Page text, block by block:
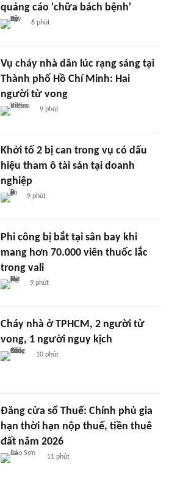
quảng cáo 'chữa bách bệnh'
6 phút
Vụ cháy nhà dân lúc rạng sáng tại
Thành phố Hồ Chí Minh: Hai
người tử vong
9 phút
Khởi tố 2 bị can trong vụ có dấu
hiệu tham ô tài sản tại doanh
nghiệp
9 phút
Phi công bị bắt tại sân bay khi
mang hơn 70.000 viên thuốc lắc
trong vali
9 phút
Cháy nhà ở TPHCM, 2 người tử
vong, 1 người nguy kịch
10 phút
Đăng cửa sổ Thuế: Chính phủ gia
hạn thời hạn nộp thuế, tiền thuê
đất năm 2026
11 phút